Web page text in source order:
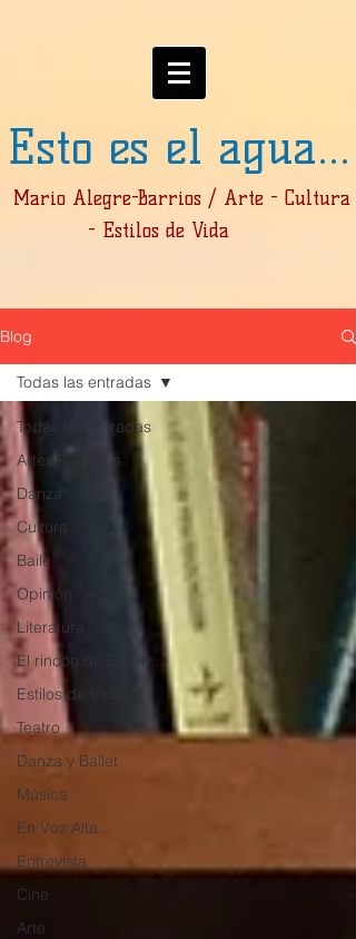
Esto es el agua...
Mario Alegre-Barrios / Arte - Cultura
- Estilos de Vida
Blog
Todas las entradas
Artes Plásticas
Danza
Cultura
Baile
Opinión
Literatura
El rincón de Eileen...
Estilos de Vida
Teatro
Danza y Ballet
Música
En Voz Alta...
Entrevista
Cine
Arte
Todas las entradas